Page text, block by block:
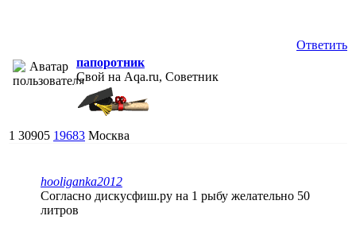
Ответить
папоротник
Свой на Aqa.ru, Советник
1 30905 19683 Москва
hooliganka2012
Согласно дискусфиш.ру на 1 рыбу желательно 50
литров